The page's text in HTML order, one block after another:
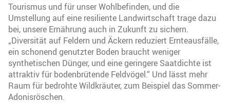
Tourismus und für unser Wohlbefinden, und die
Umstellung auf eine resiliente Landwirtschaft trage dazu
bei, unsere Ernährung auch in Zukunft zu sichern.
„Diversität auf Feldern und Äckern reduziert Ernteausfälle,
ein schonend genutzter Boden braucht weniger
synthetischen Dünger, und eine geringere Saatdichte ist
attraktiv für bodenbrütende Feldvögel.“ Und lässt mehr
Raum für bedrohte Wildkräuter, zum Beispiel das Sommer-
Adonisröschen.